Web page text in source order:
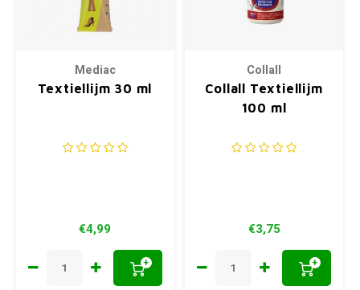
Mediac
Textiellijm 30 ml
€4,99
+
Collall
Collall Textiellijm
100 ml
€3,75
+